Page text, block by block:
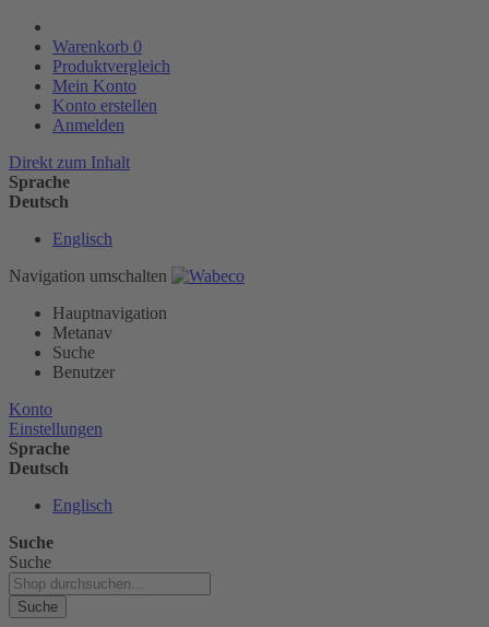
Warenkorb 0
Produktvergleich
Mein Konto
Konto erstellen
Anmelden
Direkt zum Inhalt
Sprache
Deutsch
Englisch
Navigation umschalten
Hauptnavigation
Metanav
Suche
Benutzer
Konto
Einstellungen
Sprache
Deutsch
Englisch
Suche
Suche
Suche